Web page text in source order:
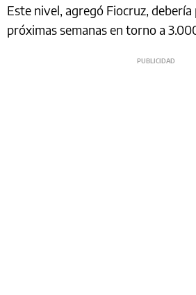
Este nivel, agregó Fiocruz,
próximas semanas en torno a